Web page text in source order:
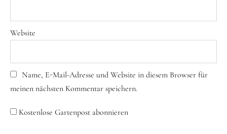
Website
Name, E-Mail-Adresse und Website in diesem Browser für
meinen nächsten Kommentar speichern.
Kostenlose Gartenpost abonnieren